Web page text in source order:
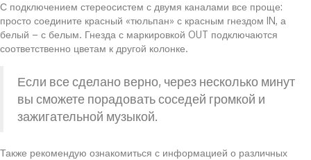
С подключением стереосистем с двумя каналами все проще:
просто соедините красный «тюльпан» с красным гнездом IN, а
белый – с белым. Гнезда с маркировкой OUT подключаются
соответственно цветам к другой колонке.
Если все сделано верно, через несколько минут
вы сможете порадовать соседей громкой и
зажигательной музыкой.
Также рекомендую ознакомиться с информацией о различных